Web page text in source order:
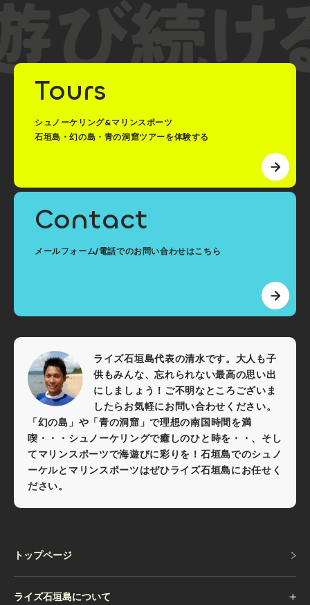
Tours
シュノーケリング&マリンスポーツ
石垣島・幻の島・青の洞窟ツアーを体験する
Contact
メールフォーム/電話でのお問い合わせはこちら
ライズ石垣島代表の清水です。大人も子
供もみんな、忘れられない最高の思い出
にしましょう！ご不明なところございま
したらお気軽にお問い合わせください。
「幻の島」や「青の洞窟」で理想の南国時間を満
喫・・・シュノーケリングで癒しのひと時を・・、そし
てマリンスポーツで海遊びに彩りを！石垣島でのシュノ
ーケルとマリンスポーツはぜひライズ石垣島にお任せく
ださい。
トップページ
ライズ石垣島について